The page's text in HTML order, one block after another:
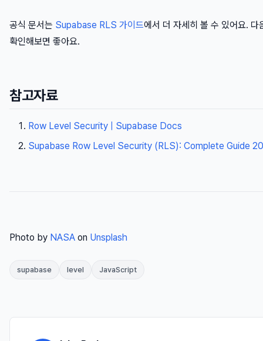
공식 문서는 Supabase RLS 가이드에서 더 자세히 볼 수 있어요.
확인해보면 좋아요.
참고자료
Row Level Security | Supabase Docs
Supabase Row Level Security (RLS): Complete Guide
Photo by NASA on Unsplash
supabase level JavaScript